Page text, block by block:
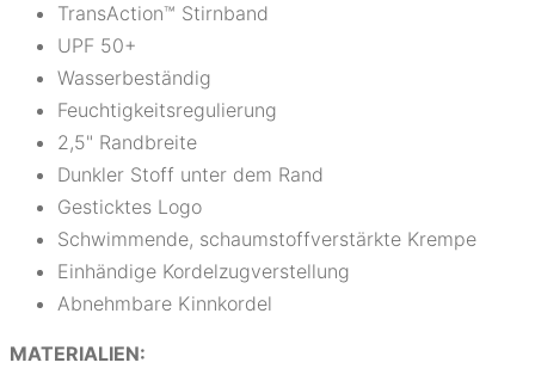
TransAction™ Stirnband
UPF 50+
Wasserbeständig
Feuchtigkeitsregulierung
2,5" Randbreite
Dunkler Stoff unter dem Rand
Gesticktes Logo
Schwimmende, schaumstoffverstärkte Krempe
Einhändige Kordelzugverstellung
Abnehmbare Kinnkordel
MATERIALIEN: